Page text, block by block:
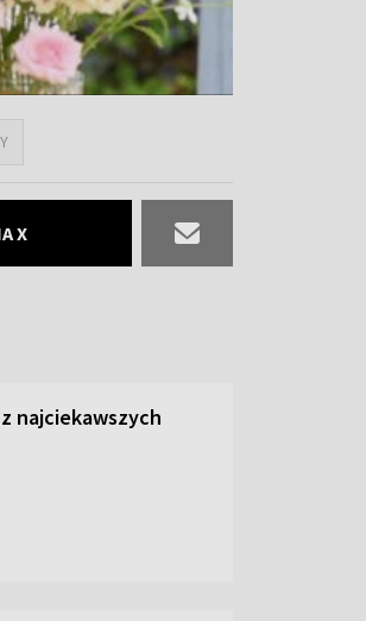
X
najciekawszych